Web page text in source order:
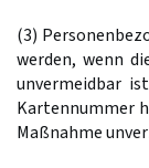
(3)
werden, wenn
unvermeidbar
Kartennummer
Maßnahme